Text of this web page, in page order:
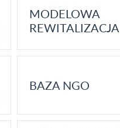
MODELOWA
REWITALIZACJA
BAZA NGO